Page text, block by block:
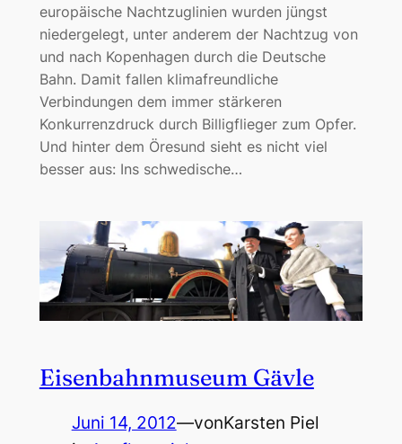
europäische Nachtzuglinien wurden jüngst
niedergelegt, unter anderem der Nachtzug von
und nach Kopenhagen durch die Deutsche
Bahn. Damit fallen klimafreundliche
Verbindungen dem immer stärkeren
Konkurrenzdruck durch Billigflieger zum Opfer.
Und hinter dem Öresund sieht es nicht viel
besser aus: Ins schwedische…
Eisenbahnmuseum Gävle
Juni 14, 2012—vonKarsten Piel